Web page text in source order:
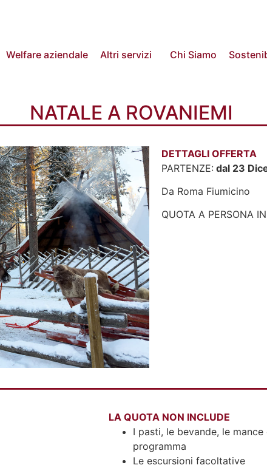
Welfare aziendale Altri servizi Chi Siamo
NATALE A ROVANIEMI
DETTAGLI OFFERTA
PARTENZE: dal 23
Da Roma Fiumicino
QUOTA A PERSONA
LA QUOTA NON INCLUDE
I pasti, le bevande, le
programma
Le escursioni facoltative